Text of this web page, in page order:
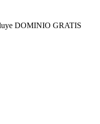
DOMINIO GRATIS